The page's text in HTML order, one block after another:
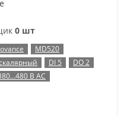
0 шт
MD520
DI 5
DO 2
В AC